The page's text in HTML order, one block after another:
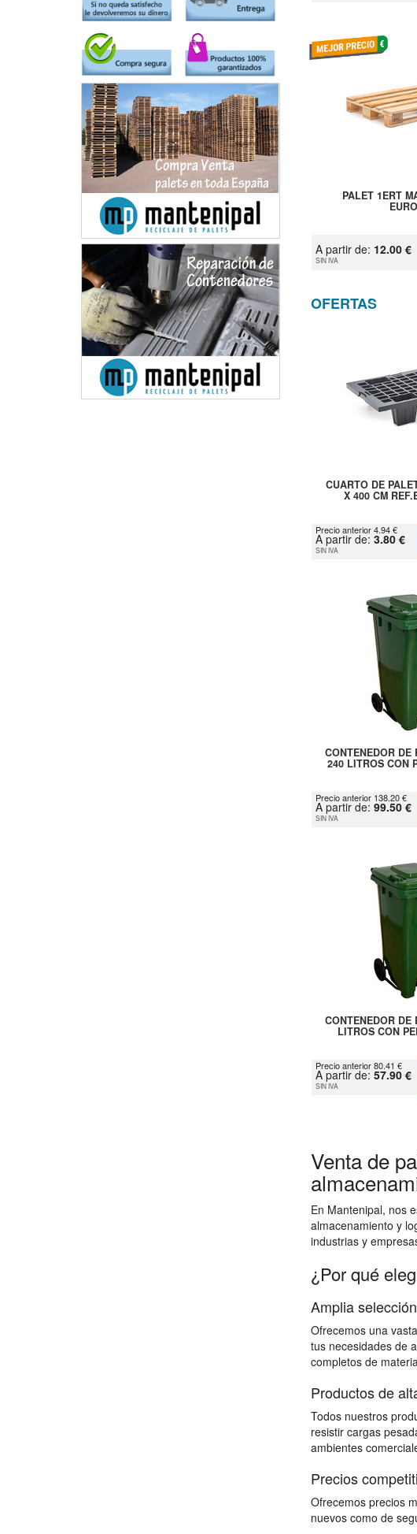
PALET 1ERT
A partir de: 12.00 €
SIN IVA
OFERTAS
CUARTO DE
X 400 CM
Precio anterior 4.94 €
A partir de: 3.80 €
SIN IVA
CONTENEDOR DE
240 LITROS CON
Precio anterior 138.20 €
A partir de: 99.50 €
SIN IVA
CONTENEDOR DE
LITROS CON
Precio anterior 80.41 €
A partir de: 57.90 €
SIN IVA
Venta de
En Mantenipal, nos
almacenamiento y
industrias y
¿Por qué
Amplia
Ofrecemos una
tus necesidades de
completos de
Productos de
Todos nuestros
resistir cargas
ambientes
Precios
Ofrecemos precios
nuevos como de